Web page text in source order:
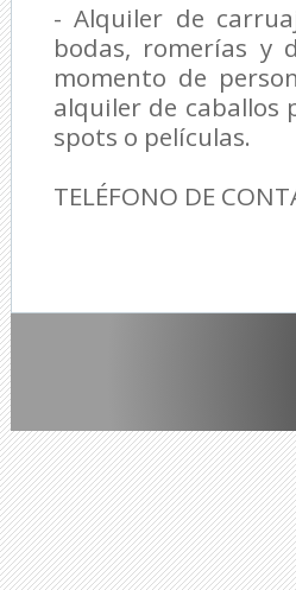
- Alquiler de
bodas, romerías y
momento de
alquiler de caballos
spots o películas.
TELÉFONO DE